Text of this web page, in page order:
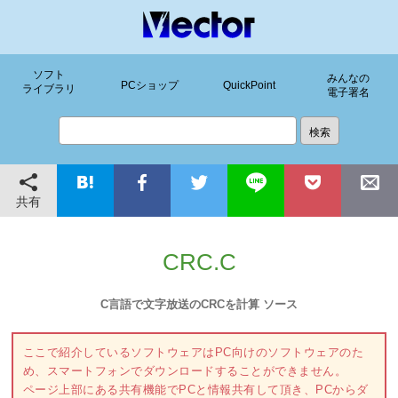
ソフト
ライブラリ
PCショップ QuickPoint
みんなの
電子署名
共有
CRC.C
C言語で文字放送のCRCを計算 ソース
ここで紹介しているソフトウェアはPC向けのソフトウェアのた
め、スマートフォンでダウンロードすることができません。
ページ上部にある共有機能でPCと情報共有して頂き、PCからダ